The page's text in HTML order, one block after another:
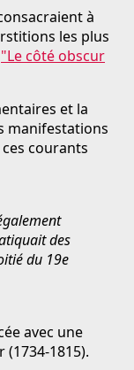
à
les plus
"Le côté obscur
et la
manifestations
courants
des
du 19e
avec une
1815).